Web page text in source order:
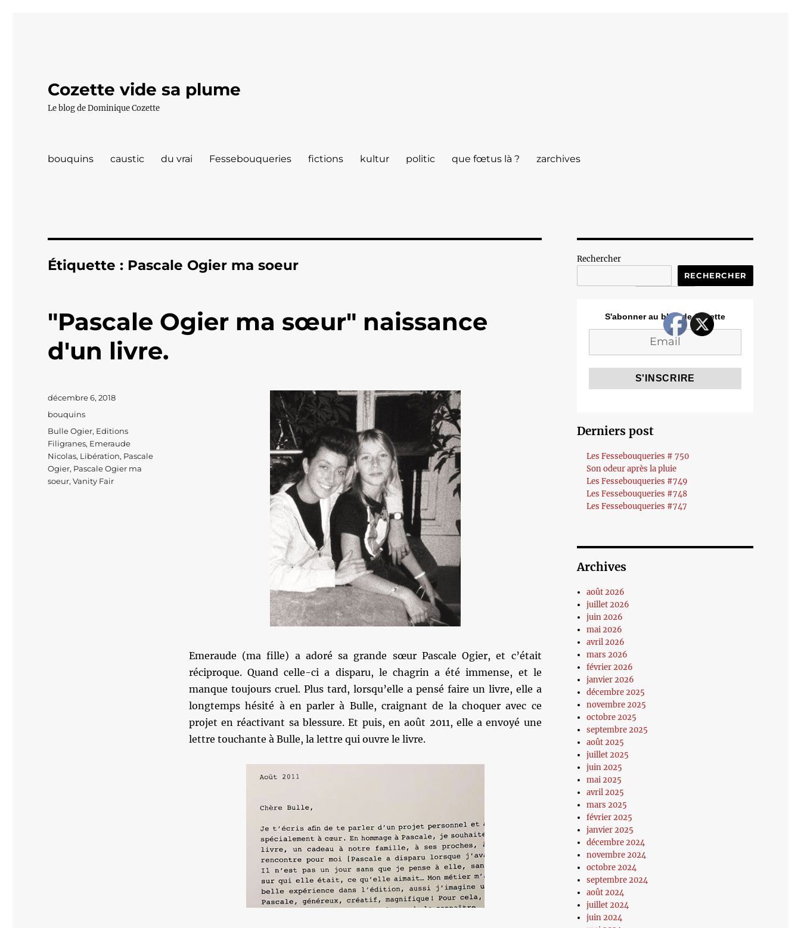
Cozette vide sa plume
Le blog de Dominique Cozette
bouquins caustic du vrai Fessebouqueries fictions kultur politic que fœtus là ? zarchives
Étiquette : Pascale Ogier ma soeur
"Pascale Ogier ma sœur" naissance
d'un livre.
Emeraude (ma fille) a adoré sa grande sœur Pascale Ogier, et c’était
réciproque. Quand celle-ci a disparu, le chagrin a été immense, et le
manque toujours cruel. Plus tard, lorsqu’elle a pensé faire un livre, elle a
longtemps hésité à en parler à Bulle, craignant de la choquer avec ce
projet en réactivant sa blessure. Et puis, en août 2011, elle a envoyé une
lettre touchante à Bulle, la lettre qui ouvre le livre.
Publié
le
décembre 6, 2018
Catégories
bouquins
Étiquettes
Bulle Ogier, Editions
Filigranes, Emeraude
Nicolas, Libération, Pascale
Ogier, Pascale Ogier ma
soeur,Vanity Fair
Rechercher
RECHERCHER
S'abonner au blog de Cozette
Derniers post
Les Fessebouqueries # 750
Son odeur après la pluie
Les Fessebouqueries #749
Les Fessebouqueries #748
Les Fessebouqueries #747
Archives
août 2026
juillet 2026
juin 2026
mai 2026
avril 2026
mars 2026
février 2026
janvier 2026
décembre 2025
novembre 2025
octobre 2025
septembre 2025
août 2025
juillet 2025
juin 2025
mai 2025
avril 2025
mars 2025
février 2025
janvier 2025
décembre 2024
novembre 2024
octobre 2024
septembre 2024
août 2024
juillet 2024
juin 2024